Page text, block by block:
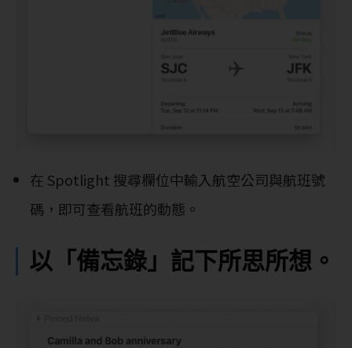
在 Spotlight 搜尋欄位中輸入航空公司與航班號
碼，即可查看航班的動態。
以「備忘錄」記下所思所想。